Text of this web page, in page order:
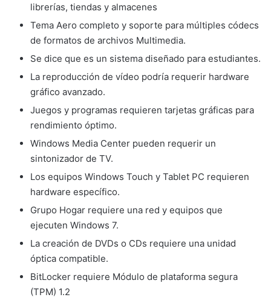
librerías, tiendas y almacenes
Tema Aero completo y soporte para múltiples códecs
de formatos de archivos Multimedia.
Se dice que es un sistema diseñado para estudiantes.
La reproducción de vídeo podría requerir hardware
gráfico avanzado.
Juegos y programas requieren tarjetas gráficas para
rendimiento óptimo.
Windows Media Center pueden requerir un
sintonizador de TV.
Los equipos Windows Touch y Tablet PC requieren
hardware específico.
Grupo Hogar requiere una red y equipos que
ejecuten Windows 7.
La creación de DVDs o CDs requiere una unidad
óptica compatible.
BitLocker requiere Módulo de plataforma segura
(TPM) 1.2